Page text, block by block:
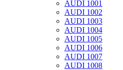
AUDI 1001
AUDI 1002
AUDI 1003
AUDI 1004
AUDI 1005
AUDI 1006
AUDI 1007
AUDI 1008